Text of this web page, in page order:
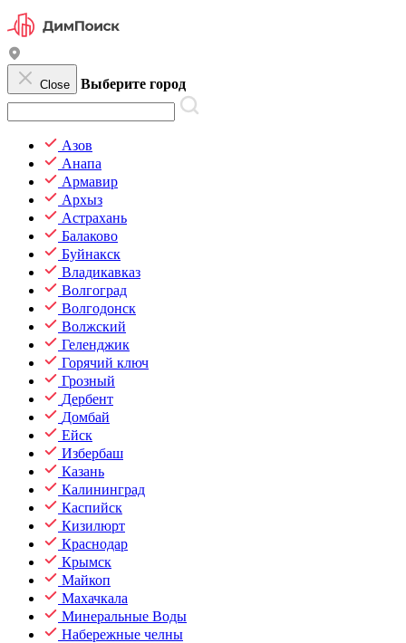
Close Выберите город
Азов
Анапа
Армавир
Архыз
Астрахань
Балаково
Буйнакск
Владикавказ
Волгоград
Волгодонск
Волжский
Геленджик
Горячий ключ
Грозный
Дербент
Домбай
Ейск
Избербаш
Казань
Калининград
Каспийск
Кизилюрт
Краснодар
Крымск
Майкоп
Махачкала
Минеральные Воды
Набережные челны